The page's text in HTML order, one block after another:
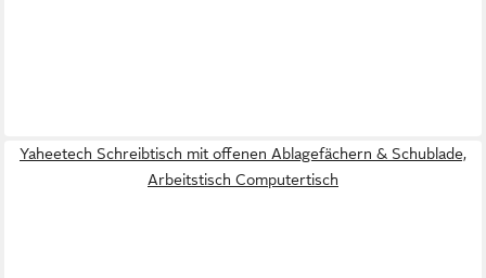
Yaheetech Schreibtisch mit offenen Ablagefächern & Schublade,
Arbeitstisch Computertisch